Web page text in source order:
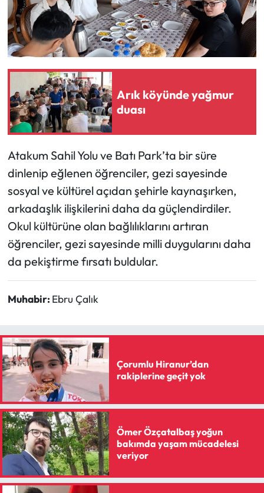
Arık köyünde yağmur
duası
Atakum Sahil Yolu ve Batı Park’ta bir süre
dinlenip eğlenen öğrenciler, gezi sayesinde
sosyal ve kültürel açıdan şehirle kaynaşırken,
arkadaşlık ilişkilerini daha da güçlendirdiler.
Okul kültürüne olan bağlılıklarını artıran
öğrenciler, gezi sayesinde milli duygularını daha
da pekiştirme fırsatı buldular.
Muhabir: Ebru Çalık
Çorumlu Hiranur’dan
rakiplerine geçit yok
Ömer Özçatalbaş yoğun
bakımda yaşam mücadelesi
veriyor
Sungurlu Haberleri
Turizm
Uğurludağ Haberleri
Yaşam
Yayla Haber
Yemek Tarifleri
Yerel Haberler